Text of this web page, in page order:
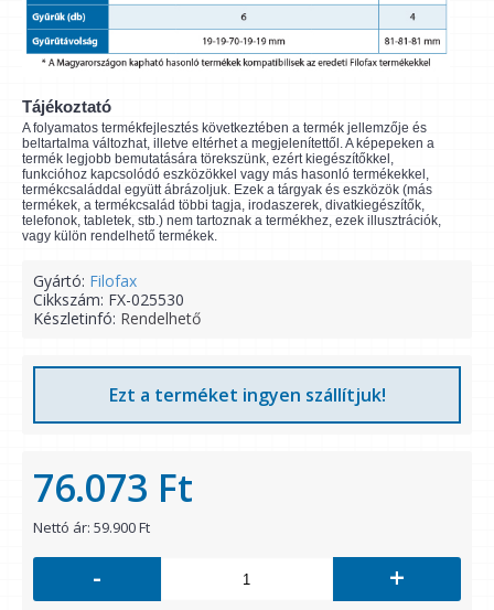
Tájékoztató
A folyamatos termékfejlesztés következtében a termék jellemzője és
beltartalma változhat, illetve eltérhet a megjelenítettől. A képepeken a
termék legjobb bemutatására törekszünk, ezért kiegészítőkkel,
funkcióhoz kapcsolódó eszközökkel vagy más hasonló termékekkel,
termékcsaláddal együtt ábrázoljuk. Ezek a tárgyak és eszközök (más
termékek, a termékcsalád többi tagja, irodaszerek, divatkiegészítők,
telefonok, tabletek, stb.) nem tartoznak a termékhez, ezek illusztrációk,
vagy külön rendelhető termékek.
Gyártó: Filofax
Cikkszám: FX-025530
Készletinfó: Rendelhető
Ezt a terméket ingyen szállítjuk!
76.073 Ft
Nettó ár: 59.900 Ft
- +